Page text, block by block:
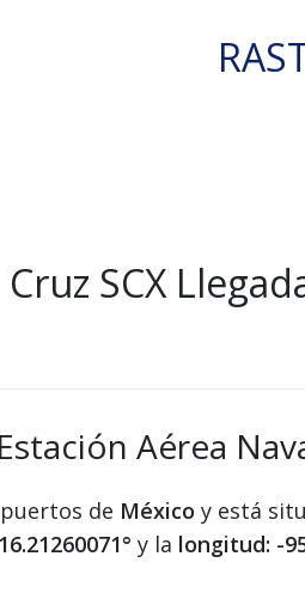
SCX
Aérea
de México y está
y la longitud: -